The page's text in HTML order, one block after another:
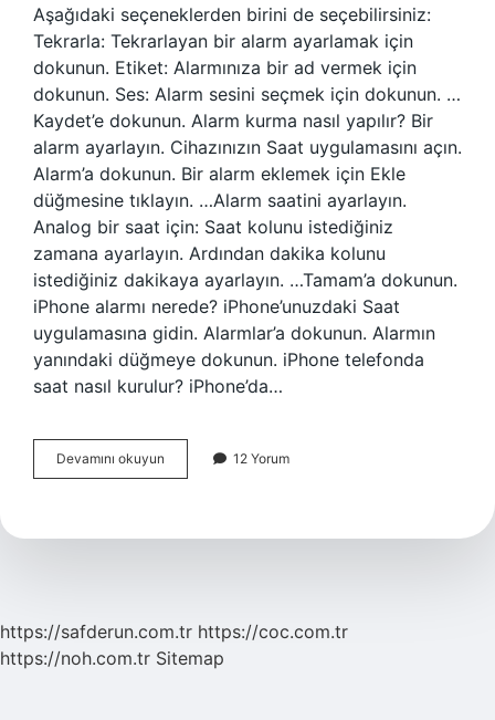
Aşağıdaki seçeneklerden birini de seçebilirsiniz:
Tekrarla: Tekrarlayan bir alarm ayarlamak için
dokunun. Etiket: Alarmınıza bir ad vermek için
dokunun. Ses: Alarm sesini seçmek için dokunun. …
Kaydet’e dokunun. Alarm kurma nasıl yapılır? Bir
alarm ayarlayın. Cihazınızın Saat uygulamasını açın.
Alarm’a dokunun. Bir alarm eklemek için Ekle
düğmesine tıklayın. …Alarm saatini ayarlayın.
Analog bir saat için: Saat kolunu istediğiniz
zamana ayarlayın. Ardından dakika kolunu
istediğiniz dakikaya ayarlayın. …Tamam’a dokunun.
iPhone alarmı nerede? iPhone’unuzdaki Saat
uygulamasına gidin. Alarmlar’a dokunun. Alarmın
yanındaki düğmeye dokunun. iPhone telefonda
saat nasıl kurulur? iPhone’da…
Devamını okuyun
Alarm
Yapılır
12 Yorum
https://safderun.com.tr https://coc.com.tr
https://noh.com.tr Sitemap